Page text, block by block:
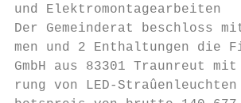
und
Der Gemeinderat
men und 2 Enthaltungen
GmbH aus 83301
rung von LED-